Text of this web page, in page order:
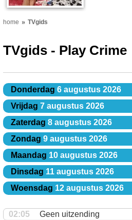
home TVgids
TVgids - Play Crime
Donderdag 6 augustus 2026
Vrijdag 7 augustus 2026
Zaterdag 8 augustus 2026
Zondag 9 augustus 2026
Maandag 10 augustus 2026
Dinsdag 11 augustus 2026
Woensdag 12 augustus 2026
02:05
Geen uitzending